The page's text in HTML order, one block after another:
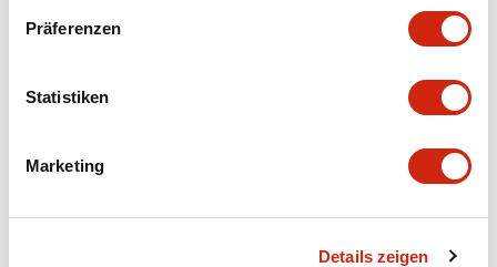
Präferenzen
Statistiken
Marketing
Details zeigen
Spezifikationen Alle erweitern+